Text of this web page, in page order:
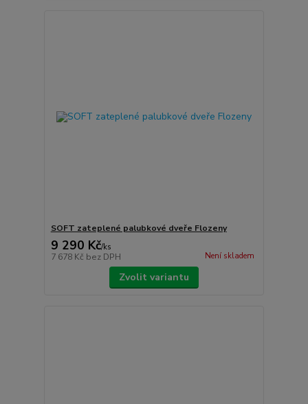
SOFT zateplené palubkové dveře Flozeny
9 290 Kč/ks
7 678 Kč bez DPH Není skladem
Zvolit variantu